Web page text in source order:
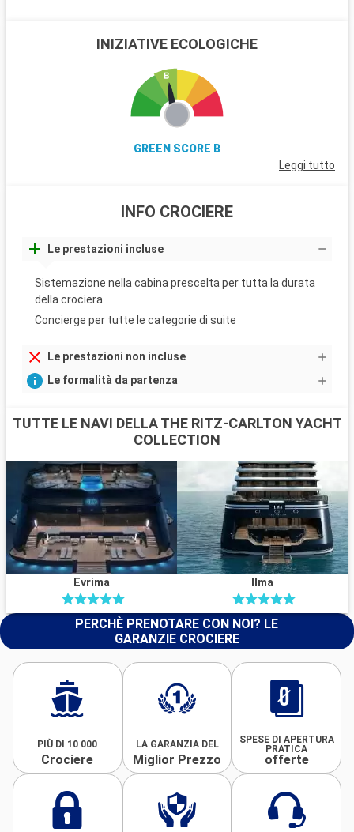
INIZIATIVE ECOLOGICHE
GREEN SCORE B
Leggi tutto
INFO CROCIERE
Le prestazioni incluse
Sistemazione nella cabina prescelta per tutta la durata
della crociera
Concierge per tutte le categorie di suite
Le prestazioni non incluse
Le formalità da partenza
TUTTE LE NAVI DELLA THE RITZ-CARLTON YACHT
COLLECTION
Evrima Ilma
PERCHÈ PRENOTARE CON NOI? LE
GARANZIE CROCIERE
PIÙ DI 10 000
Crociere
LA GARANZIA DEL
Miglior Prezzo
SPESE DI APERTURA
PRATICA
offerte